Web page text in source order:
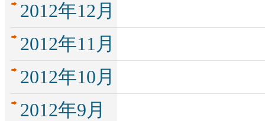
2012年12月
2012年11月
2012年10月
2012年9月